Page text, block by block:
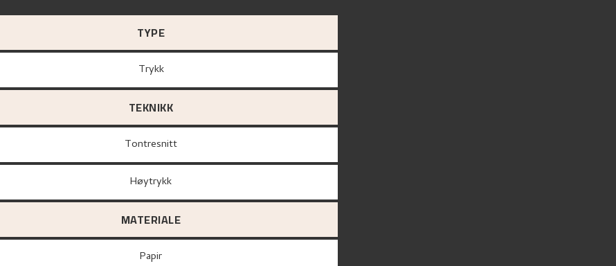
TYPE
Trykk
TEKNIKK
Tontresnitt
Høytrykk
MATERIALE
papir